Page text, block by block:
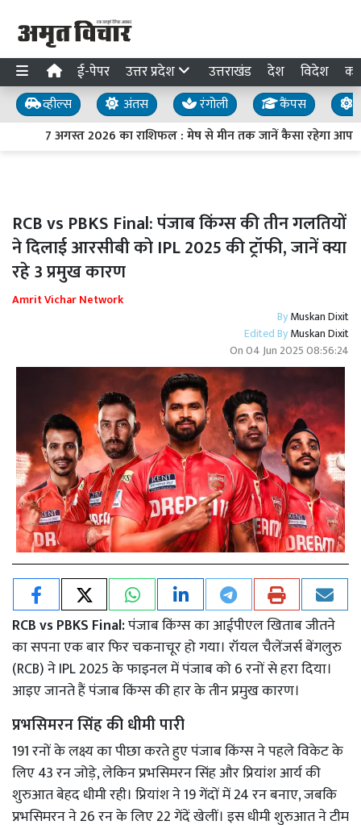
ई-पेपर उत्तर प्रदेश उत्तराखंड देश विदेश
व्हील्स अंतस रंगोली कैंपस
7 अगस्त 2026 का राशिफल : मेष से मीन तक जानें कैसा रहेगा
RCB vs PBKS Final: पंजाब किंग्स की तीन गलतियों
ने दिलाई आरसीबी को IPL 2025 की ट्रॉफी, जानें क्या
रहे 3 प्रमुख कारण
Amrit Vichar Network
ByMuskan Dixit
Edited ByMuskan Dixit
On04 Jun 2025 08:56:24
RCB vs PBKS Final:पंजाब किंग्स का आईपीएल खिताब जीतने
का सपना एक बार फिर चकनाचूर हो गया। रॉयल चैलेंजर्स बेंगलुरु
(RCB) ने IPL 2025 के फाइनल में पंजाब को 6 रनों से हरा दिया।
आइए जानते हैं पंजाब किंग्स की हार के तीन प्रमुख कारण।
प्रभसिमरन सिंह की धीमी पारी
191 रनों के लक्ष्य का पीछा करते हुए पंजाब किंग्स ने पहले विकेट के
लिए 43 रन जोड़े, लेकिन प्रभसिमरन सिंह और प्रियांश आर्य की
शुरुआत बेहद धीमी रही। प्रियांश ने 19 गेंदों में 24 रन बनाए, जबकि
प्रभसिमरन ने 26 रन के लिए 22 गेंदें खेलीं। इस धीमी शुरुआत ने टीम